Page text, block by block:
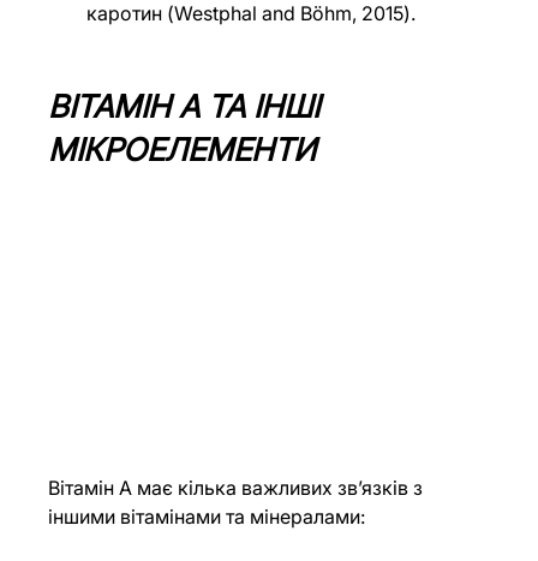
каротин (Westphal and Böhm, 2015).
ВІТАМІН А ТА ІНШІ
МІКРОЕЛЕМЕНТИ
Вітамін А має кілька важливих зв’язків з
іншими вітамінами та мінералами: